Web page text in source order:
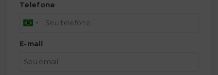
Telefone
E-mail